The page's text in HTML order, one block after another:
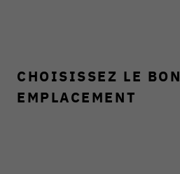
CHOISISSEZ LE BON
EMPLACEMENT